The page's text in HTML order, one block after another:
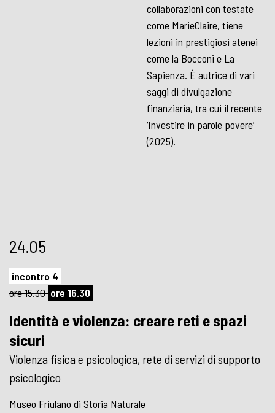
collaborazioni con testate
come MarieClaire, tiene
lezioni in prestigiosi atenei
come la Bocconi e La
Sapienza. È autrice di vari
saggi di divulgazione
finanziaria, tra cui il recente
‘Investire in parole povere’
(2025).
24.05
incontro 4
ore 15.30 ore 16.30
Identità e violenza: creare reti e spazi
sicuri
Violenza fisica e psicologica, rete di servizi di supporto
psicologico
Museo Friulano di Storia Naturale